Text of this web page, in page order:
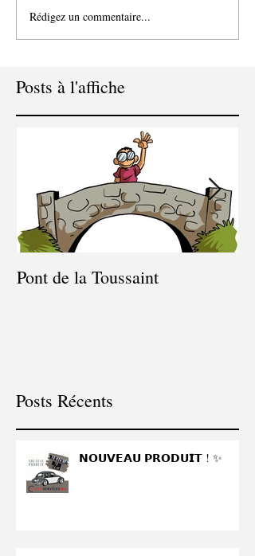
Rédigez un commentaire...
Posts à l'affiche
Pont de la Toussaint
Posts Récents
𝗡𝗢𝗨𝗩𝗘𝗔𝗨 𝗣𝗥𝗢𝗗𝗨𝗜𝗧 ! ✨